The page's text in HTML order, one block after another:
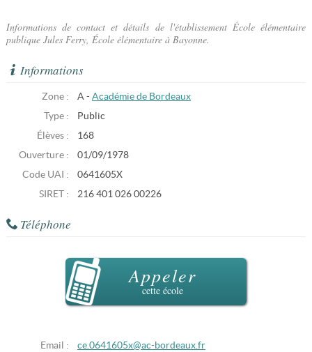
Informations de contact et détails de l'établissement École élémentaire
publique Jules Ferry, École élémentaire à Bayonne.
Informations
Zone : A - Académie de Bordeaux
Type :
Public
Élèves :
168
Ouverture :
01/09/1978
Code UAI :
0641605X
SIRET :
216 401 026 00226
Téléphone
Appeler
cette école
Email : ce.0641605x@ac-bordeaux.fr